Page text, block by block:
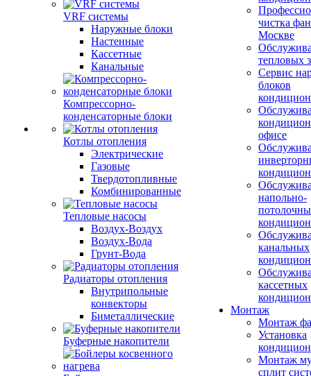
VRF системы
Наружные блоки
Настенные
Кассетные
Канальные
Компрессорно-
конденсаторные блоки
Котлы отопления
Электрические
Газовые
Твердотопливные
Комбинированные
Тепловые насосы
Воздух-Воздух
Воздух-Вода
Грунт-Вода
Радиаторы отопления
Внутрипольные
конвекторы
Биметаллические
Буферные накопители
чистка
Москве
тепловых
Сервис
блоков
офисе
напольно-
канальных
кассетных
Монтаж
Монтаж
Установка
Монтаж
сплит